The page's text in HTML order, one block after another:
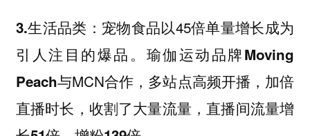
3.生活品类： 宠物食品以45倍单量增长成为
引人注目的爆品。 瑜伽运动品牌Moving
Peach与MCN合作，多站点高频开播，加倍
直播时长，收割了大量流量， 直播间流量增